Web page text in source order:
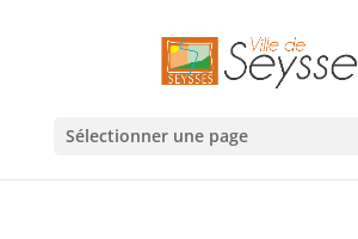
Sélectionner une page